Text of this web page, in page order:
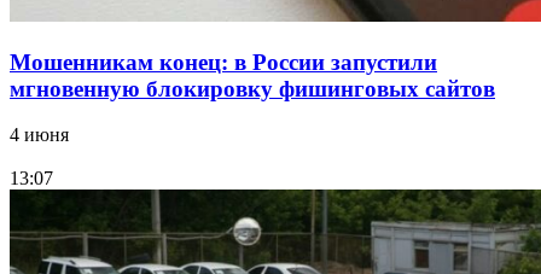
Мошенникам конец: в России запустили
мгновенную блокировку фишинговых сайтов
4 июня
13:07